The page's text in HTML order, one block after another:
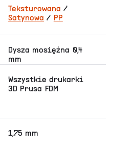
Teksturowana /
Satynowa / PP
Dysza mosiężna 0,4
mm
Wszystkie drukarki
3D Prusa FDM
1,75 mm